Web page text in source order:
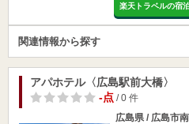
楽天トラベルの宿
関連情報から探す
アパホテル〈広島駅前大橋〉
-点/ 0 件
広島県 / 広島市